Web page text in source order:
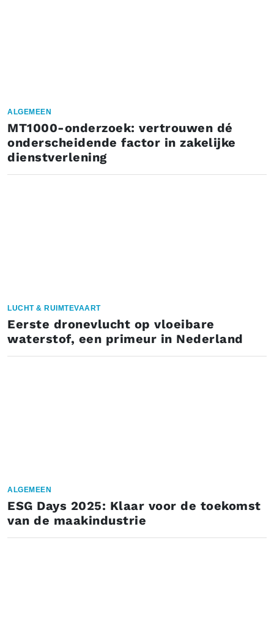
ALGEMEEN
MT1000-onderzoek: vertrouwen dé
onderscheidende factor in zakelijke
dienstverlening
LUCHT & RUIMTEVAART
Eerste dronevlucht op vloeibare
waterstof, een primeur in Nederland
ALGEMEEN
ESG Days 2025: Klaar voor de toekomst
van de maakindustrie